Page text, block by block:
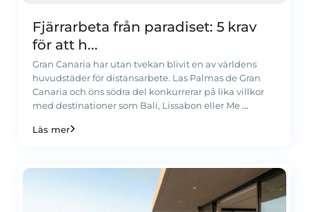
Fjärrarbeta från paradiset: 5 krav
för att h...
Gran Canaria har utan tvekan blivit en av världens
huvudstäder för distansarbete. Las Palmas de Gran
Canaria och öns södra del konkurrerar på lika villkor
med destinationer som Bali, Lissabon eller Me ...
Läs mer